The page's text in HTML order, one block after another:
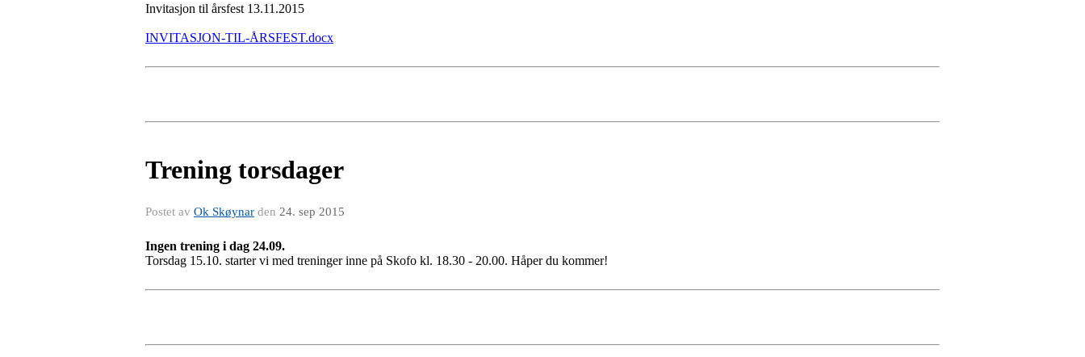
Invitasjon til årsfest 13.11.2015
INVITASJON-TIL-ÅRSFEST.docx
Trening torsdager
Postet av Ok Skøynar den 24. sep 2015
Ingen trening i dag 24.09.
Torsdag 15.10. starter vi med treninger inne på Skofo kl. 18.30 - 20.00. Håper du kommer!